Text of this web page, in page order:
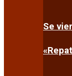
Se